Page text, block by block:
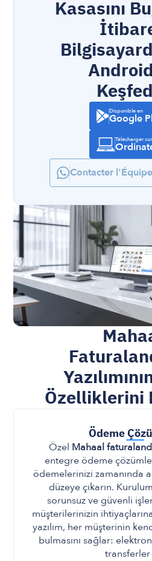
Kasasını
Disponible en
Google
Télécharger sur
Contacter
Özelliklerini
Ödeme
Özel Mahaal
entegre ödeme
ödemelerinizi zamanında
düzeye çıkarın.
sorunsuz ve güvenli
müşterilerinizin
yazılım, her müşterinin
bulmasını sağlar:
transferler